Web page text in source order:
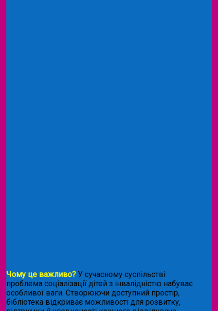
Чому це важливо? У сучасному суспільстві
проблема соціалізації дітей з інвалідністю набуває
особливої ваги. Створюючи доступний простір,
бібліотека відкриває можливості для розвитку,